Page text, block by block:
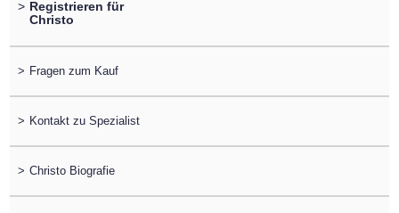
> Registrieren für
Christo
> Fragen zum Kauf
> Kontakt zu Spezialist
> Christo Biografie